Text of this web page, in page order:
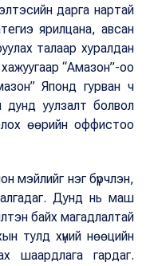
дарга нартай
ярилцана, авсан
талаар хуралдан
“Амазон”-оо
Японд гурван ч
уулзалт болвол
өөрийн оффистоо
мэйлийг нэг бүрчлэн,
Дунд нь маш
байх магадлалтай
тулд хүний нөөцийн
шаардлага гардаг.